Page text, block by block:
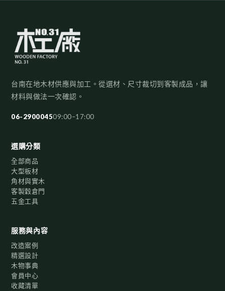
台南在地木材供應與加工。從選材、尺寸裁切到客製成品，讓
材料與做法一次確認。
06-290004509:00–17:00
選購分類
全部商品
大型板材
角材與實木
客製穀倉門
五金工具
服務與內容
改造案例
精選設計
木物事典
會員中心
收藏清單